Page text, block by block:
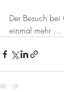
Der Besuch bei
einmal mehr …